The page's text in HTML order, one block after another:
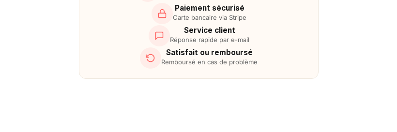
Paiement sécurisé
Carte bancaire via Stripe
Service client
Réponse rapide par e-mail
Satisfait ou remboursé
Remboursé en cas de problème